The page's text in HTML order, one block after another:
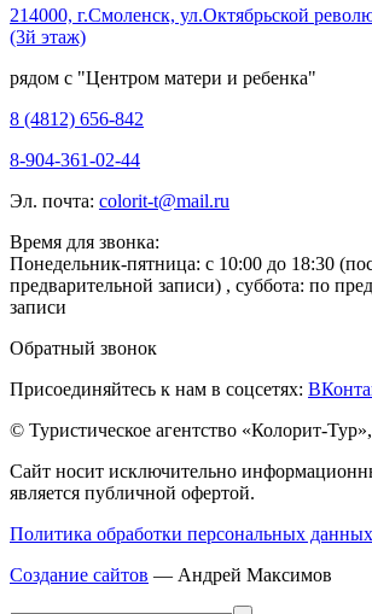
214000, г.Смоленск, ул.Октябрьской
(3й этаж)
рядом с "Центром матери и ребенка"
8 (4812) 656-842
8-904-361-02-44
Эл. почта: colorit-t@mail.ru
Время для звонка:
Понедельник-пятница: с 10:00 до 18:30
предварительной записи) , суббота: по
записи
Обратный звонок
Присоединяйтесь к нам в соцсетях:
© Туристическое агентство «Колорит-
Сайт носит исключительно
является публичной офертой.
Политика обработки персональных данных
Создание сайтов — Андрей Максимов